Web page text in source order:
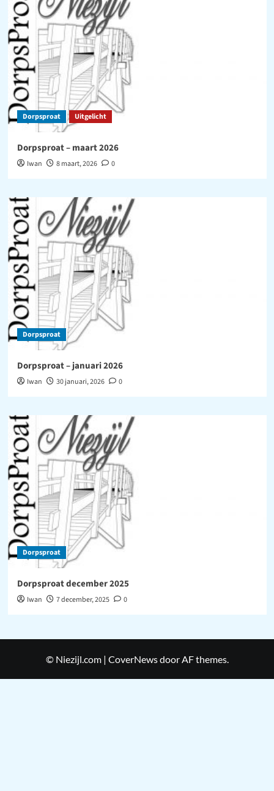
Dorpsproat Uitgelicht
Dorpsproat – maart 2026
Iwan 8 maart, 2026 0
Dorpsproat
Dorpsproat – januari 2026
Iwan 30 januari, 2026 0
Dorpsproat
Dorpsproat december 2025
Iwan 7 december, 2025 0
© Niezijl.com | CoverNewsdoor AF themes.